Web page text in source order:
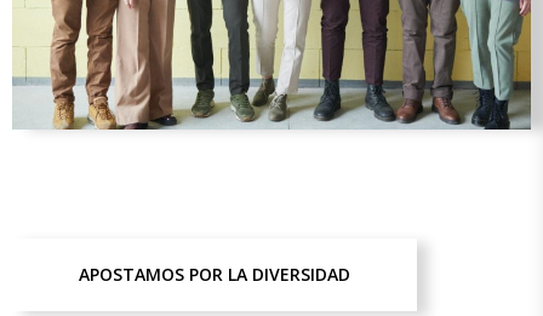
APOSTAMOS POR LA DIVERSIDAD